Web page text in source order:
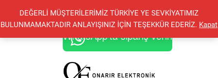
DEĞERLİ MÜŞTERİLERİMİZ TÜRKİYE YE SEVKİYATIMIZ
BULUNMAMAKTADIR ANLAYIŞINIZ İÇİN TEŞEKKÜR EDERİZ. Kapat
content
+90 548 821 78 85 +90 548 855 25 53
onarirelektronik@gmail.com
WhatsApp'ta sipariş verin